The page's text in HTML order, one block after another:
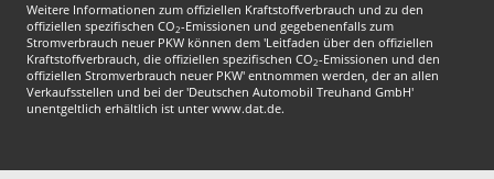
Weitere Informationen zum offiziellen Kraftstoffverbrauch und zu den
offiziellen spezifischen CO2-Emissionen und gegebenenfalls zum
Stromverbrauch neuer PKW können dem 'Leitfaden über den offiziellen
Kraftstoffverbrauch, die offiziellen spezifischen CO2-Emissionen und den
offiziellen Stromverbrauch neuer PKW' entnommen werden, der an allen
Verkaufsstellen und bei der 'Deutschen Automobil Treuhand GmbH'
unentgeltlich erhältlich ist unter www.dat.de.